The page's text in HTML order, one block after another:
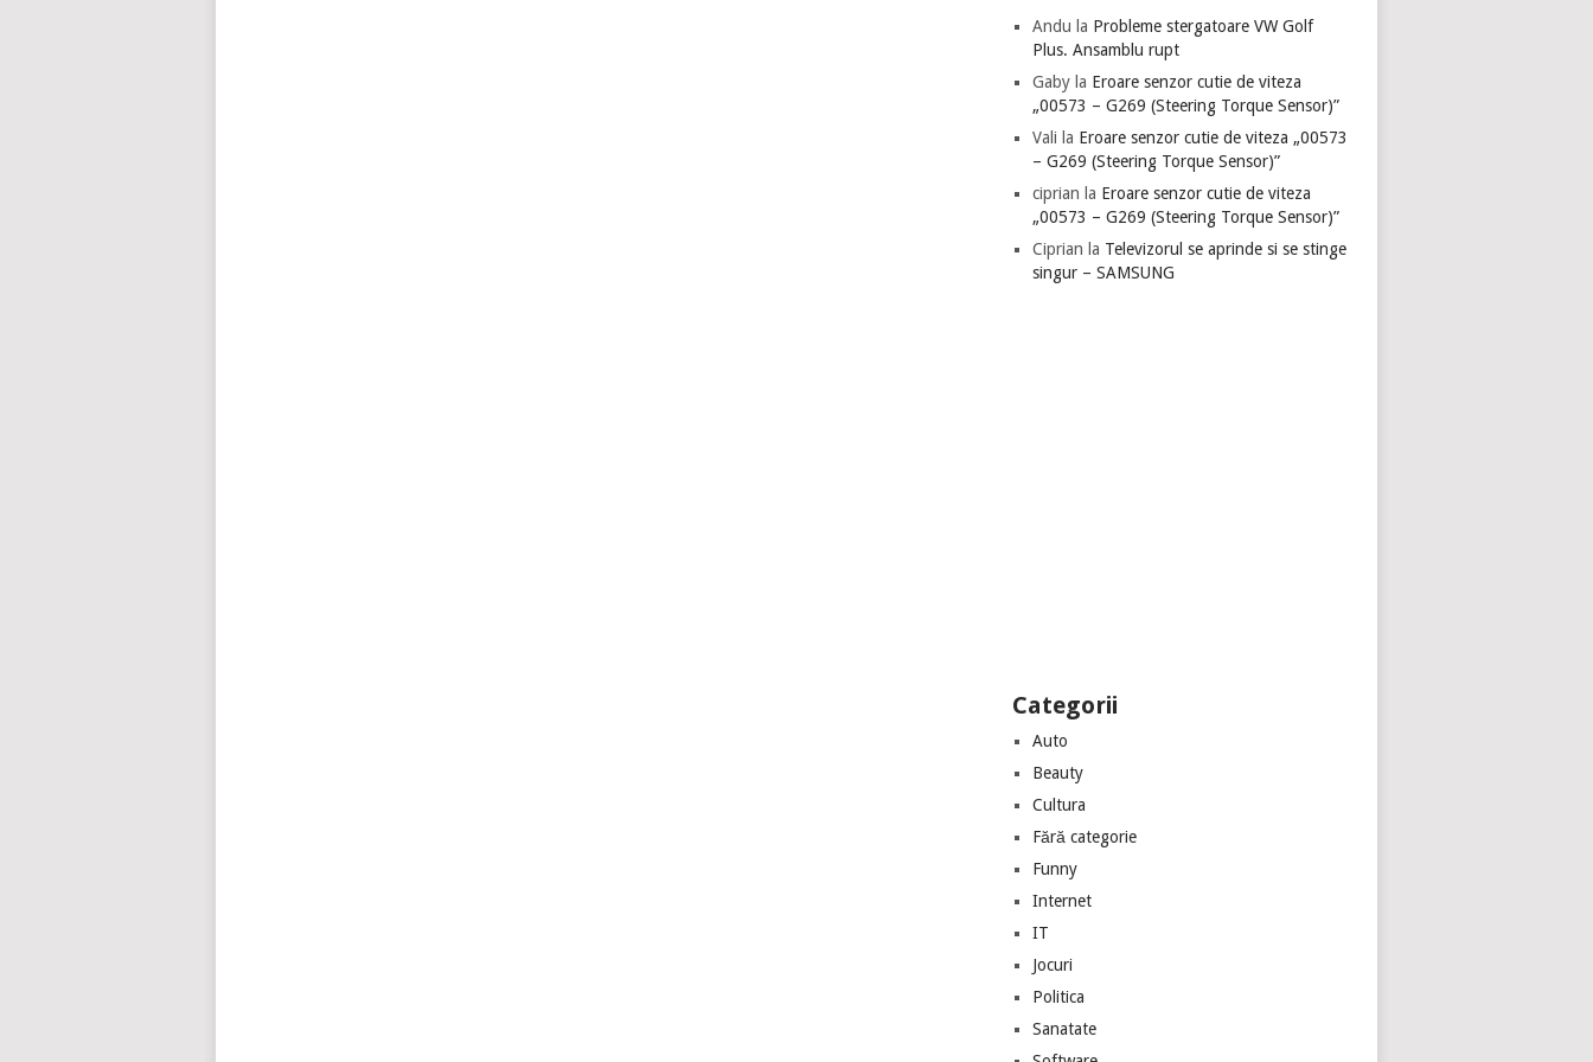
Andu la Probleme stergatoare VW Golf
Plus. Ansamblu rupt
Gaby la Eroare senzor cutie de viteza
„00573 – G269 (Steering Torque Sensor)”
Vali la Eroare senzor cutie de viteza „00573
– G269 (Steering Torque Sensor)”
ciprian la Eroare senzor cutie de viteza
„00573 – G269 (Steering Torque Sensor)”
Ciprian la Televizorul se aprinde si se stinge
singur – SAMSUNG
Categorii
Auto
Beauty
Cultura
Fără categorie
Funny
Internet
IT
Jocuri
Politica
Sanatate